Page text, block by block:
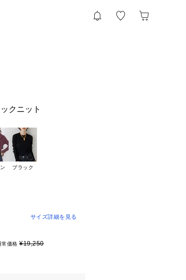
クニット
ブラック
サイズ詳細を見る
常価格 ¥19,250